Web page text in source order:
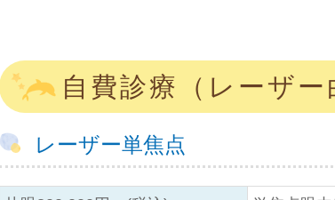
自費診療（レーザー
レーザー単焦点